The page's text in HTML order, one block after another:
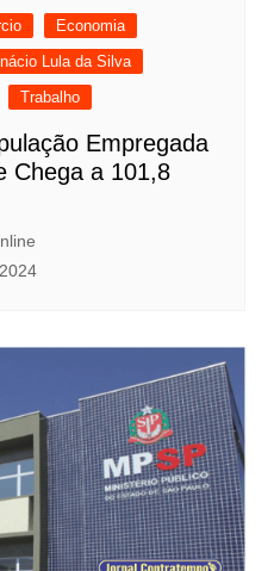
Economia
Lula da Silva
Trabalho
Empregada
Chega a 101,8